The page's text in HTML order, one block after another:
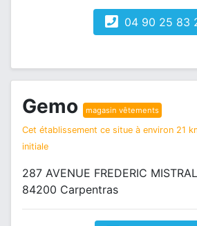
04 90 25 83
Gemo magasin vêtements
Cet établissement ce situe à environ 21
initiale
287 AVENUE FREDERIC MISTRAL
84200 Carpentras